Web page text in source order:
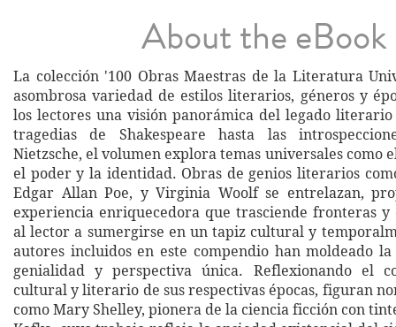
About the eBook
La colección '100 Obras Maestras de la Literatura
asombrosa variedad de estilos literarios, géneros y
los lectores una visión panorámica del legado literario
tragedias de Shakespeare hasta las
Nietzsche, el volumen explora temas universales como
el poder y la identidad. Obras de genios literarios
Edgar Allan Poe, y Virginia Woolf se entrelazan,
experiencia enriquecedora que trasciende fronteras y
al lector a sumergirse en un tapiz cultural y
autores incluidos en este compendio han moldeado
genialidad y perspectiva única. Reflexionando el
cultural y literario de sus respectivas épocas, figuran
como Mary Shelley, pionera de la ciencia ficción con